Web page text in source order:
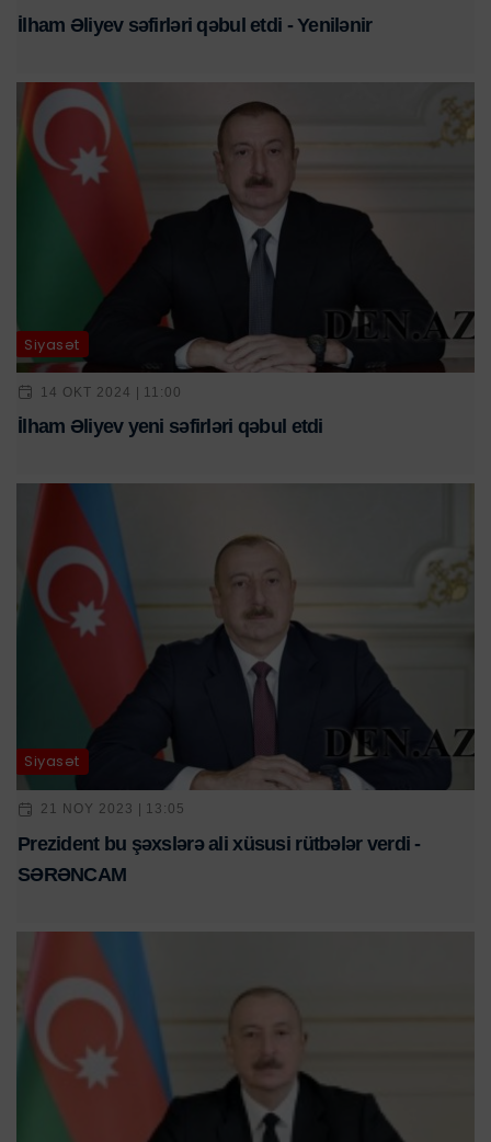
İlham Əliyev səfirləri qəbul etdi - Yenilənir
Siyasət
14 OKT 2024 | 11:00
İlham Əliyev yeni səfirləri qəbul etdi
Siyasət
21 NOY 2023 | 13:05
Prezident bu şəxslərə ali xüsusi rütbələr verdi -
SƏRƏNCAM